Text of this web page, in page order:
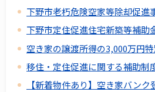
下野市老朽危険空家等除却促進
下野市定住促進住宅新築等補助
空き家の譲渡所得の3,000万円
移住・定住促進に関する補助制
【新着物件あり】空き家バンク